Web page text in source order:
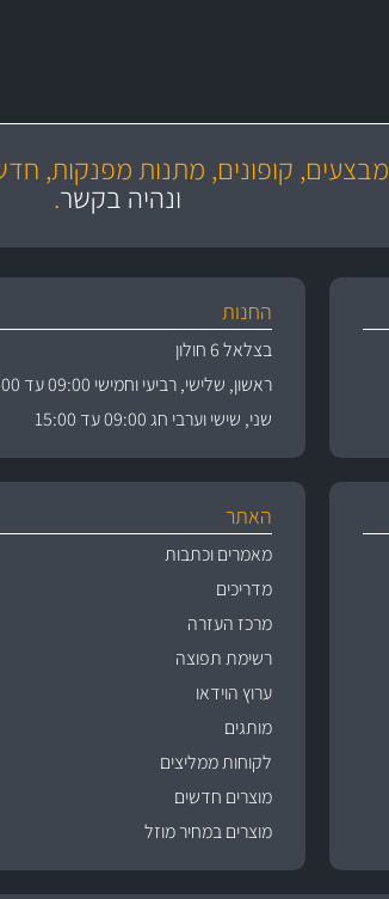
מבצעים, קופונים, מתנות מפנקות,
ונהיה בקשר.
החנות
בצלאל 6 חולון
ראשון, שלישי, רביעי וחמישי 09:00 עד 18:00
שני, שישי וערבי חג 09:00 עד 15:00
האתר
מאמרים וכתבות
מדריכים
מרכז העזרה
רשימת תפוצה
ערוץ הוידאו
מותגים
לקוחות ממליצים
מוצרים חדשים
מוצרים במחיר מוזל